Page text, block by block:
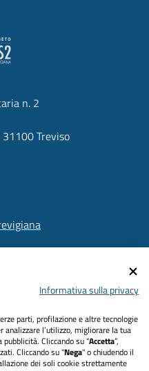
n. 2
Treviso
Informativa sulla privacy
parti, profilazione e altre tecnologie
analizzare l’utilizzo, migliorare la tua
Cliccando su “Accetta”,
Cliccando su "Nega" o chiudendo il
dei soli cookie strettamente